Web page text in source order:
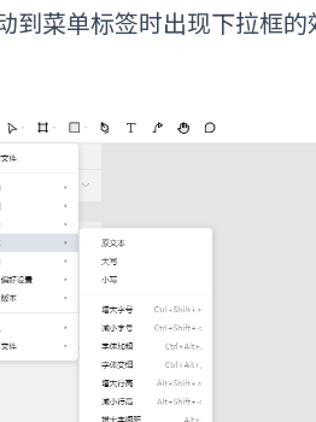
到菜单标签时出现下拉框